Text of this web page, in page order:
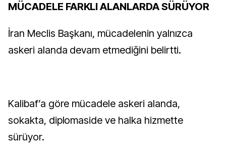
MÜCADELE FARKLI ALANLARDA SÜRÜYOR
İran Meclis Başkanı, mücadelenin yalnızca
askeri alanda devam etmediğini belirtti.
Kalibaf’a göre mücadele askeri alanda,
sokakta, diplomaside ve halka hizmette
sürüyor.